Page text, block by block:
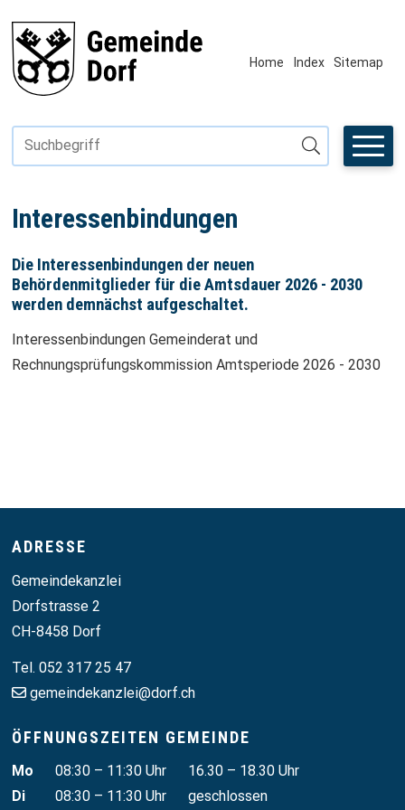
Navigieren in Fiktivhausen
Home Index Sitemap
Suchbegriff
Suche starten
Interessenbindungen
Die Interessenbindungen der neuen
Behördenmitglieder für die Amtsdauer 2026 - 2030
werden demnächst aufgeschaltet.
Interessenbindungen Gemeinderat und
Rechnungsprüfungskommission Amtsperiode 2026 - 2030
Footer
ADRESSE
Gemeindekanzlei
Dorfstrasse 2
CH-8458 Dorf
Tel. 052 317 25 47
gemeindekanzlei@dorf.ch
ÖFFNUNGSZEITEN GEMEINDE
Wochentag Vormittag Nachmittag
Mo 08:30 – 11:30 Uhr
16.30 – 18.30 Uhr
Di
08:30 – 11:30 Uhr geschlossen